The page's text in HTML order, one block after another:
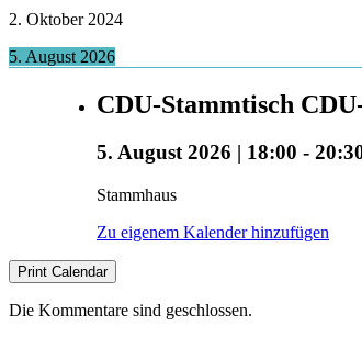
2. Oktober 2024
5. August 2026
CDU-Stammtisch
5. August 2026 | 18:00 -
Stammhaus
Zu eigenem Kalender hinzufügen
Print Calendar
Die Kommentare sind geschlossen.